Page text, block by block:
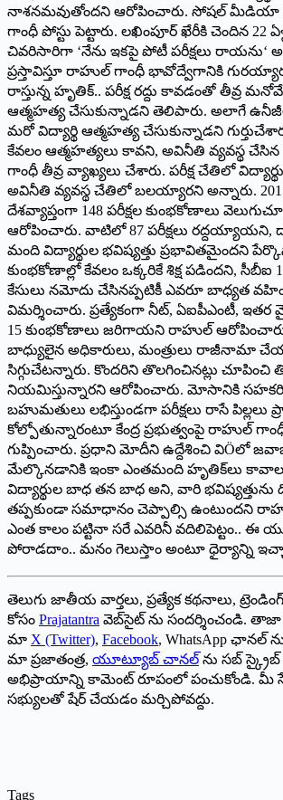
నాశనమవుతోందని ఆరోపించారు. సోషల్ మీడియా
గాంధీ పోస్టు పెట్టారు. లఖింపూర్ ఖేరీకి చెందిన 22
చివరిసారిగా ‘నేను ఇకపై పోటీ పరీక్షలు రాయను‘
ప్రస్తావిస్తూ రాహుల్ గాంధీ భావోద్వేగానికి
రాస్తున్న హృతిక్.. పరీక్ష రద్దు కావడంతో తీవ్ర
ఆత్మహత్య చేసుకున్నాడని తెలిపారు. అలాగే
మరో విద్యార్థి ఆత్మహత్య చేసుకున్నాడని
కేవలం ఆత్మహత్యలు కావని, అవినీతి వ్యవస్థ
గాంధీ తీవ్ర వ్యాఖ్యలు చేశారు. పరీక్ష చేతిలో
అవినీతి వ్యవస్థ చేతిలో బలయ్యారని అన్నారు. 2015
దేశవ్యాప్తంగా 148 పరీక్షల కుంభకోణాలు
ఆరోపించారు. వాటిలో 87 పరీక్షలు రద్దయ్యాయని,
మంది విద్యార్థుల భవిష్యత్తు ప్రభావితమైందని
కుంభకోణాల్లో కేవలం ఒక్కరికే శిక్ష పడిందని, సీబీఐ
కేసులు నమోదు చేసినప్పటికీ ఎవరూ బాధ్యత
విమర్శించారు. ప్రత్యేకంగా నీట్, ఏఐపీఎంటీ, ఇతర
15 కుంభకోణాలు జరిగాయని రాహుల్
బాధ్యులైన అధికారులు, మంత్రులు రాజీనామా
సిగ్గుచేటన్నారు. కొందరిని తొలగించినట్లు చూపించి
నియమిస్తున్నారని ఆరోపించారు. మోసానికి
బహుమతులు లభిస్తుండగా పరీక్షలు రాసే పిల్లలు
కోల్పోతున్నారంటూ కేంద్ర ప్రభుత్వంపై రాహుల్
గుప్పించారు. ప్రధాని మోదీని ఉద్దేశించి విÖలో
మేల్కొనడానికి ఇంకా ఎంతమంది హృతిక్‌లు కావాలని
విద్యార్థుల బాధ తన బాధ అని, వారి భవిష్యత్తును
తప్పకుండా సమాధానం చెప్పాల్సి ఉంటుందని
ఎంత కాలం పట్టినా సరే ఎవరినీ వదిలిపెట్టం.. ఈ
పోరాడదాం.. మనం గెలుస్తాం అంటూ ధైర్యాన్ని
తెలుగు జాతీయ వార్తలు, ప్రత్యేక కథనాలు,
కోసం Prajatantra వెబ్‌సైట్ ను సందర్శించండి.
మా X (Twitter), Facebook, WhatsApp ఛానల్
మా ప్రజాతంత్ర, యూట్యూబ్ చానల్ ను సబ్
అభిప్రాయాన్ని కామెంట్ రూపంలో పంచుకోండి. మీ
సభ్యులతో షేర్ చేయడం మర్చిపోవద్దు.
Tags